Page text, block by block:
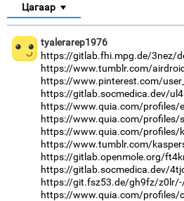
Цагаар
tyalerarep1976
https://gitlab.fhi.mpg.de/3nez/
https://www.tumblr.com/
https://www.pinterest.com/
https://gitlab.socmedica.dev/
https://www.quia.com/profiles/
https://www.quia.com/profiles/
https://www.quia.com/profiles/
https://www.tumblr.com/
https://gitlab.openmole.org/
https://gitlab.socmedica.dev/
https://git.fsz53.de/gh9fz/
https://www.quia.com/profiles/